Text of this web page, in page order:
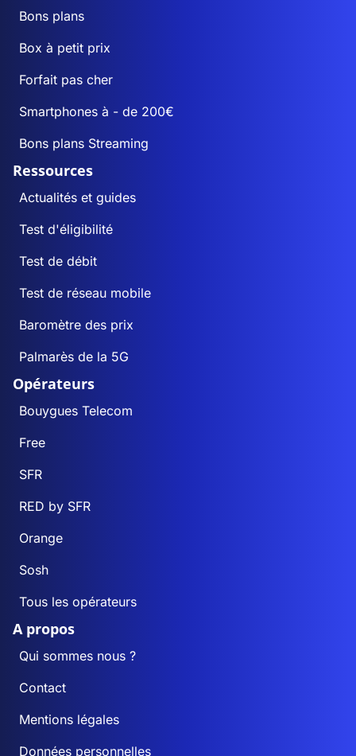
Bons plans
Box à petit prix
Forfait pas cher
Smartphones à - de 200€
Bons plans Streaming
Ressources
Actualités et guides
Test d'éligibilité
Test de débit
Test de réseau mobile
Baromètre des prix
Palmarès de la 5G
Opérateurs
Bouygues Telecom
Free
SFR
RED by SFR
Orange
Sosh
Tous les opérateurs
A propos
Qui sommes nous ?
Contact
Mentions légales
Données personnelles